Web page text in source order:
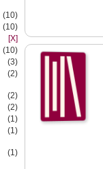
(10)
(10)
[X]
(10)
(3)
(2)
(2)
(2)
(1)
(1)
(1)